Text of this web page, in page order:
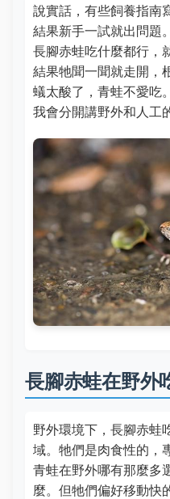
說實話，有些飼養指南
結果新手一試就出問題
長腳赤蛙吃什麼都行，
結果牠聞一聞就走開，
蟻太酸了，青蛙不愛吃
我會分開講野外和人工
長腳赤蛙在野外
野外環境下，長腳赤蛙
域。牠們是肉食性的，
青蛙在野外哪有那麼多
麼。但牠們偏好移動快